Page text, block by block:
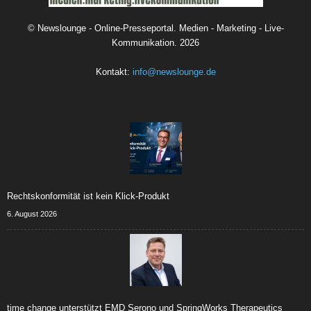
© Newslounge - Online-Presseportal. Medien - Marketing - Live-
Kommunikation. 2026
Kontakt: info@newslounge.de
Rechtskonformität ist kein Klick-Produkt
6. August 2026
time change unterstützt EMD Serono und SpringWorks Therapeutics